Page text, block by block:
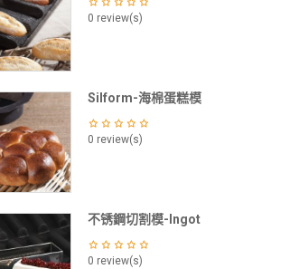
0 review(s)
Silform-海棉蛋糕模
0 review(s)
不锈鋼切割模-Ingot
0 review(s)